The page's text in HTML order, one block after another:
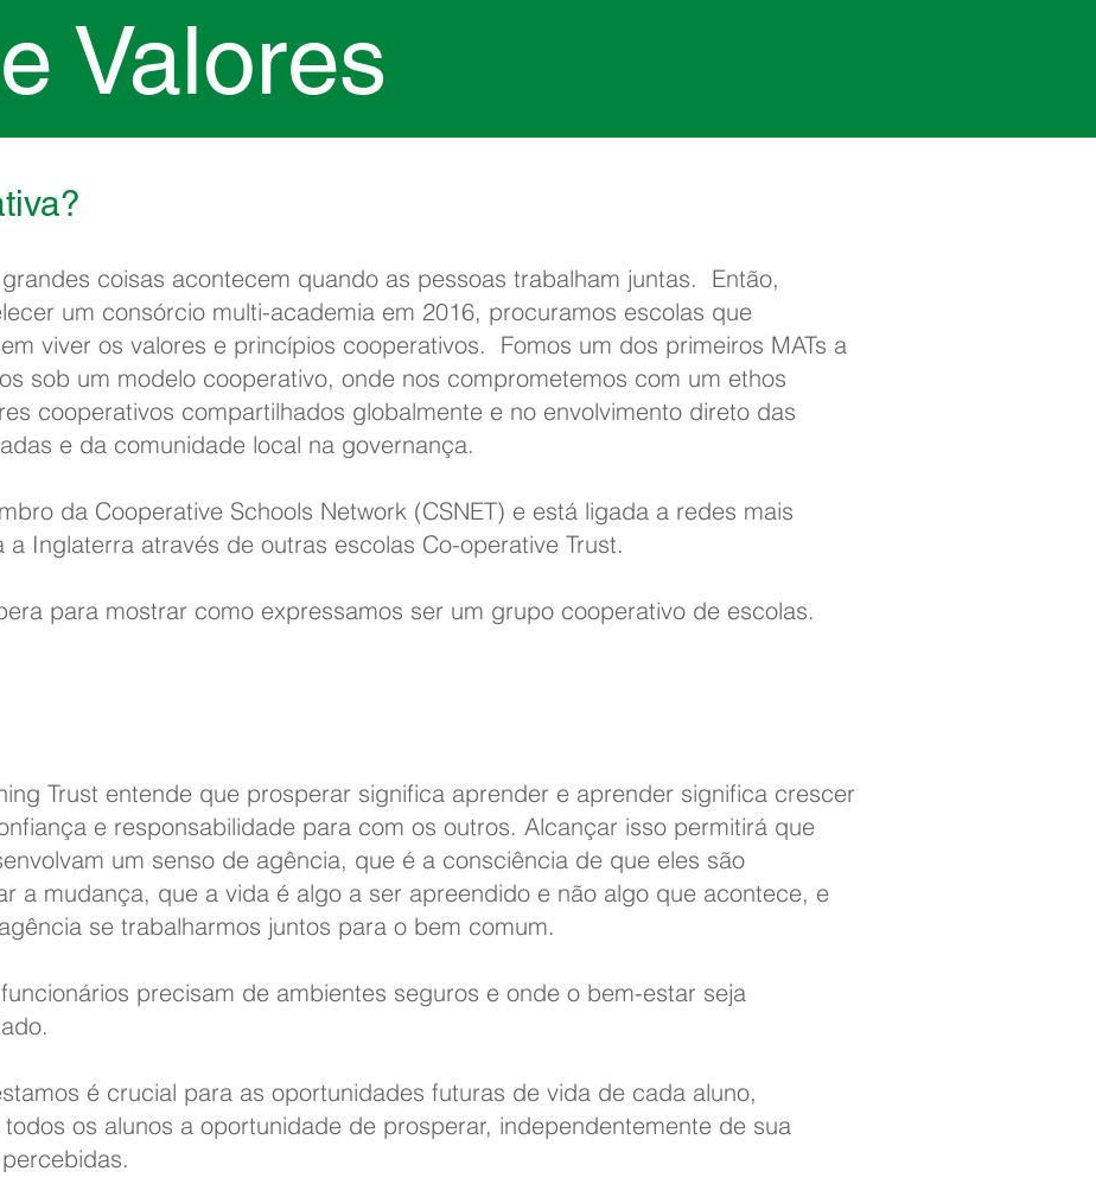
Valores
coisas acontecem quando as pessoas trabalham juntas. Então,
um consórcio multi-academia em 2016, procuramos escolas que
viver os valores e princípios cooperativos. Fomos um dos primeiros MATs a
sob um modelo cooperativo, onde nos comprometemos com um ethos
cooperativos compartilhados globalmente e no envolvimento direto das
e da comunidade local na governança.
da Cooperative Schools Network (CSNET) e está ligada a redes mais
Inglaterra através de outras escolas Co-operative Trust.
para mostrar como expressamos ser um grupo cooperativo de escolas.
Trust entende que prosperar significa aprender e aprender significa crescer
e responsabilidade para com os outros. Alcançar isso permitirá que
um senso de agência, que é a consciência de que eles são
a mudança, que a vida é algo a ser apreendido e não algo que acontece, e
se trabalharmos juntos para o bem comum.
precisam de ambientes seguros e onde o bem-estar seja
é crucial para as oportunidades futuras de vida de cada aluno,
os alunos a oportunidade de prosperar, independentemente de sua